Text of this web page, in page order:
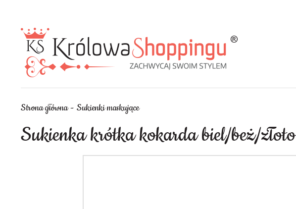
Strona główna Sukienki maskujące
Sukienka krótka kokarda biel/beż/złoto